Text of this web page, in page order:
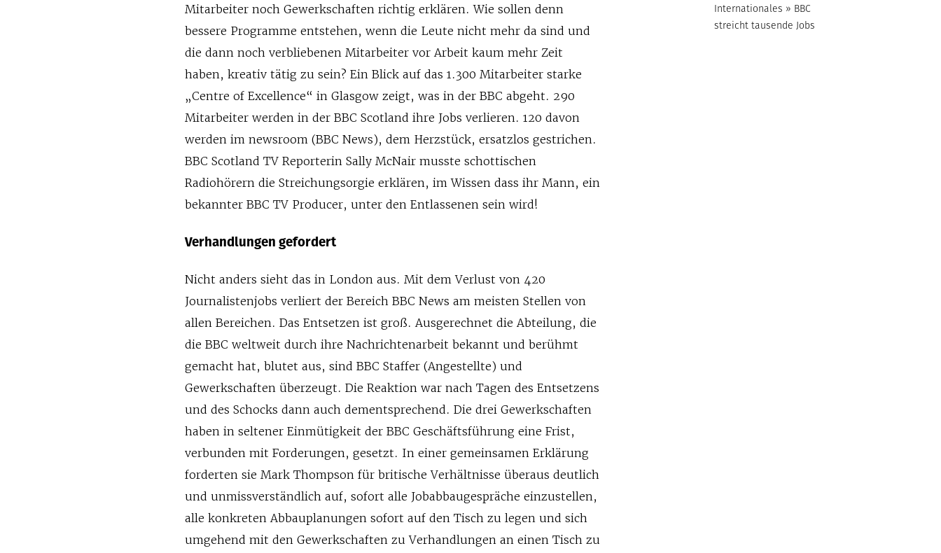
Mitarbeiter noch Gewerkschaften richtig erklären. Wie sollen denn
bessere Programme entstehen, wenn die Leute nicht mehr da sind und
die dann noch verbliebenen Mitarbeiter vor Arbeit kaum mehr Zeit
haben, kreativ tätig zu sein? Ein Blick auf das 1.300 Mitarbeiter starke
„Centre of Excellence“ in Glasgow zeigt, was in der BBC abgeht. 290
Mitarbeiter werden in der BBC Scotland ihre Jobs verlieren. 120 davon
werden im newsroom (BBC News), dem Herzstück, ersatzlos gestrichen.
BBC Scotland TV Reporterin Sally McNair musste schottischen
Radiohörern die Streichungsorgie erklären, im Wissen dass ihr Mann, ein
bekannter BBC TV Producer, unter den Entlassenen sein wird!
Verhandlungen gefordert
Nicht anders sieht das in London aus. Mit dem Verlust von 420
Journalistenjobs verliert der Bereich BBC News am meisten Stellen von
allen Bereichen. Das Entsetzen ist groß. Ausgerechnet die Abteilung, die
die BBC weltweit durch ihre Nachrichtenarbeit bekannt und berühmt
gemacht hat, blutet aus, sind BBC Staffer (Angestellte) und
Gewerkschaften überzeugt. Die Reaktion war nach Tagen des Entsetzens
und des Schocks dann auch dementsprechend. Die drei Gewerkschaften
haben in seltener Einmütigkeit der BBC Geschäftsführung eine Frist,
verbunden mit Forderungen, gesetzt. In einer gemeinsamen Erklärung
forderten sie Mark Thompson für britische Verhältnisse überaus deutlich
und unmissverständlich auf, sofort alle Jobabbaugespräche einzustellen,
alle konkreten Abbauplanungen sofort auf den Tisch zu legen und sich
umgehend mit den Gewerkschaften zu Verhandlungen an einen Tisch zu
Internationales » BBC
streicht tausende Jobs